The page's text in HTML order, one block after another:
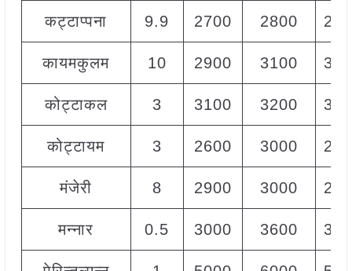
कट्टाप्पना 9.9 2700 2800
कायमकुलम 10 2900 3100
कोट्टाकल 3 3100 3200
कोट्टायम 3 2600 3000
मंजेरी 8 2900 3000
मन्नार 0.5 3000 3600